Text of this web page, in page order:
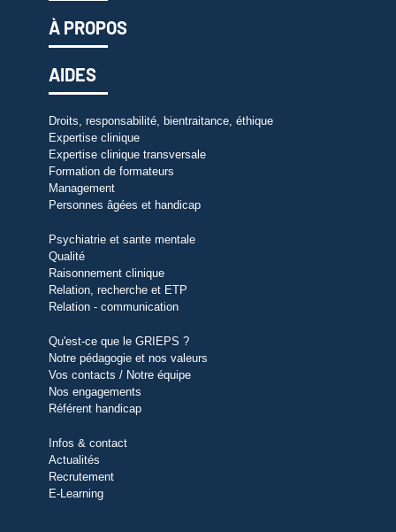
À PROPOS
AIDES
Droits, responsabilité, bientraitance, éthique
Expertise clinique
Expertise clinique transversale
Formation de formateurs
Management
Personnes âgées et handicap
Psychiatrie et sante mentale
Qualité
Raisonnement clinique
Relation, recherche et ETP
Relation - communication
Qu'est-ce que le GRIEPS ?
Notre pédagogie et nos valeurs
Vos contacts / Notre équipe
Nos engagements
Référent handicap
Infos & contact
Actualités
Recrutement
E-Learning